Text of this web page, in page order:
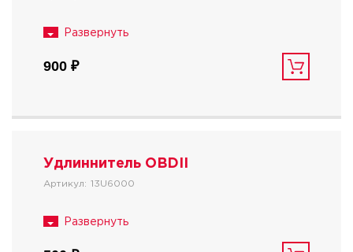
900 ₽
Удлиннитель OBDII
Артикул: 13U6000